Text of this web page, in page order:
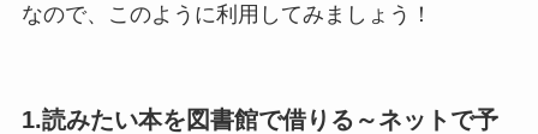
なので、このように利用してみましょう！
1.読みたい本を図書館で借りる～ネットで予